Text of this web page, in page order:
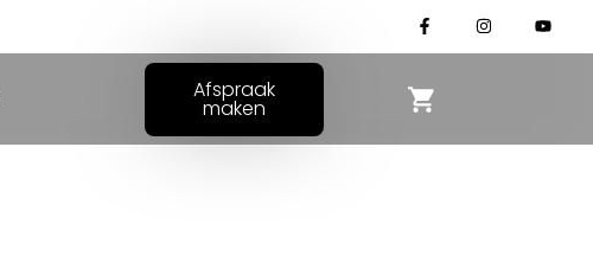
Afspraak
maken